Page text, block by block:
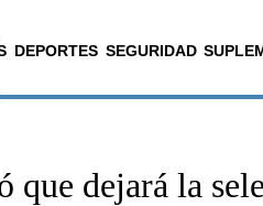
DEPORTES SEGURIDAD
dejará la